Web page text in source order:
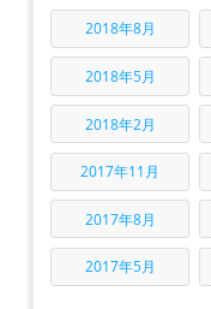
2018年8月
2018年5月
2018年2月
2017年11月
2017年8月
2017年5月